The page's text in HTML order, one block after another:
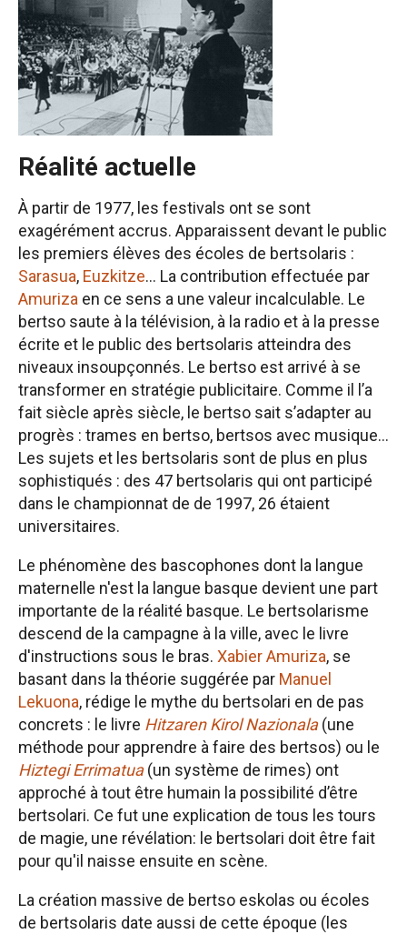
Réalité actuelle
À partir de 1977, les festivals ont se sont
exagérément accrus. Apparaissent devant le public
les premiers élèves des écoles de bertsolaris :
Sarasua, Euzkitze... La contribution effectuée par
Amuriza en ce sens a une valeur incalculable. Le
bertso saute à la télévision, à la radio et à la presse
écrite et le public des bertsolaris atteindra des
niveaux insoupçonnés. Le bertso est arrivé à se
transformer en stratégie publicitaire. Comme il l’a
fait siècle après siècle, le bertso sait s’adapter au
progrès : trames en bertso, bertsos avec musique...
Les sujets et les bertsolaris sont de plus en plus
sophistiqués : des 47 bertsolaris qui ont participé
dans le championnat de de 1997, 26 étaient
universitaires.
Le phénomène des bascophones dont la langue
maternelle n'est la langue basque devient une part
importante de la réalité basque. Le bertsolarisme
descend de la campagne à la ville, avec le livre
d'instructions sous le bras. Xabier Amuriza, se
basant dans la théorie suggérée par Manuel
Lekuona, rédige le mythe du bertsolari en de pas
concrets : le livre Hitzaren Kirol Nazionala(une
méthode pour apprendre à faire des bertsos) ou le
Hiztegi Errimatua(un système de rimes) ont
approché à tout être humain la possibilité d’être
bertsolari. Ce fut une explication de tous les tours
de magie, une révélation: le bertsolari doit être fait
pour qu'il naisse ensuite en scène.
La création massive de bertso eskolas ou écoles
de bertsolaris date aussi de cette époque (les